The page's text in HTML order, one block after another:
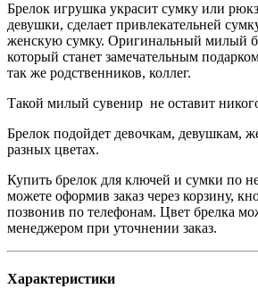
Брелок игрушка украсит сумку или
девушки, сделает привлекательней
женскую сумку. Оригинальный милый
который станет замечательным
так же родственников, коллег.
Такой милый сувенир не оставит
Брелок подойдет девочкам, девушкам,
разных цветах.
Купить брелок для ключей и сумки по
можете оформив заказ через корзину,
позвонив по телефонам. Цвет брелка
менеджером при уточнении заказ.
Характеристики